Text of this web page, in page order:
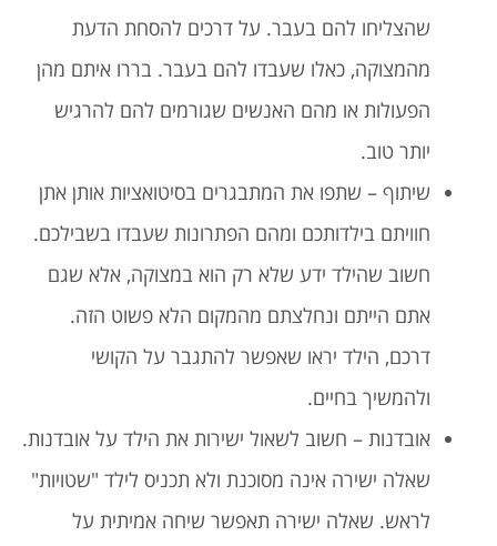
שהצליחו להם בעבר. על דרכים להסחת הדעת
מהמצוקה, כאלו שעבדו להם בעבר. בררו איתם מהן
הפעולות או מהם האנשים שגורמים להם להרגיש
יותר טוב.
שיתוף – שתפו את המתבגרים בסיטואציות אותן אתן
חוויתם בילדותכם ומהם הפתרונות שעבדו בשבילכם.
חשוב שהילד ידע שלא רק הוא במצוקה, אלא שגם
אתם הייתם ונחלצתם מהמקום הלא פשוט הזה.
דרכם, הילד יראו שאפשר להתגבר על הקושי
ולהמשיך בחיים.
אובדנות – חשוב לשאול ישירות את הילד על אובדנות.
שאלה ישירה אינה מסוכנת ולא תכניס לילד "שטויות"
לראש. שאלה ישירה תאפשר שיחה אמיתית על